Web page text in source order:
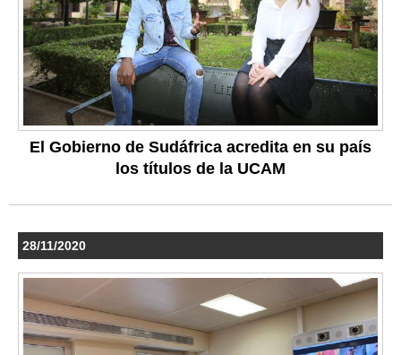
El Gobierno de Sudáfrica acredita en su país
los títulos de la UCAM
28/11/2020